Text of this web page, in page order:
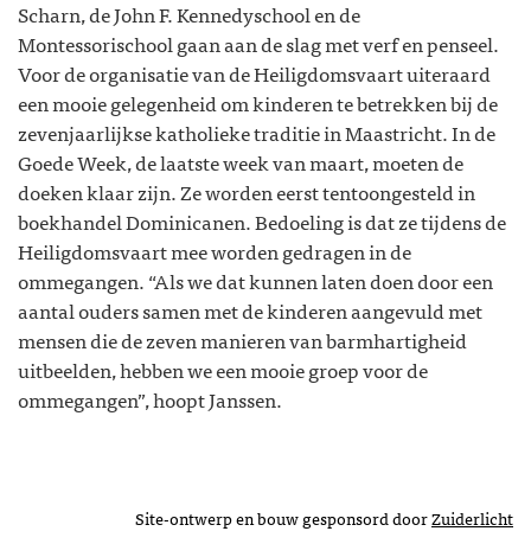
Scharn, de John F. Kennedyschool en de
Montessorischool gaan aan de slag met verf en penseel.
Voor de organisatie van de Heiligdomsvaart uiteraard
een mooie gelegenheid om kinderen te betrekken bij de
zevenjaarlijkse katholieke traditie in Maastricht. In de
Goede Week, de laatste week van maart, moeten de
doeken klaar zijn. Ze worden eerst tentoongesteld in
boekhandel Dominicanen. Bedoeling is dat ze tijdens de
Heiligdomsvaart mee worden gedragen in de
ommegangen. “Als we dat kunnen laten doen door een
aantal ouders samen met de kinderen aangevuld met
mensen die de zeven manieren van barmhartigheid
uitbeelden, hebben we een mooie groep voor de
ommegangen”, hoopt Janssen.
Site-ontwerp en bouw gesponsord doorZuiderlicht